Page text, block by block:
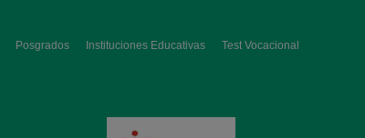
Posgrados Instituciones Educativas Test Vocacional